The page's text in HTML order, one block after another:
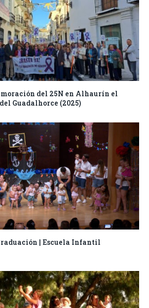
del 25N en Alhaurín el
Guadalhorce (2025)
| Escuela Infantil